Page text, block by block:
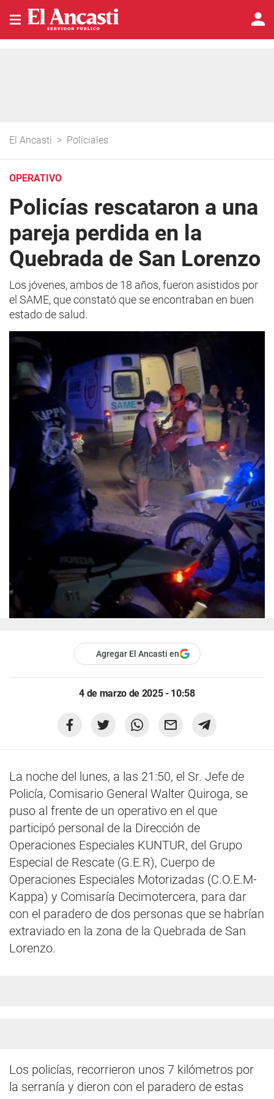
El Ancasti > Policiales
OPERATIVO
Policías rescataron a una
pareja perdida en la
Quebrada de San Lorenzo
Los jóvenes, ambos de 18 años, fueron asistidos por
el SAME, que constató que se encontraban en buen
estado de salud.
Agregar El Ancasti en
4 de marzo de 2025 - 10:58
La noche del lunes, a las 21:50, el Sr. Jefe de
Policía, Comisario General Walter Quiroga, se
puso al frente de un operativo en el que
participó personal de la Dirección de
Operaciones Especiales KUNTUR, del Grupo
Especial de Rescate (G.E.R), Cuerpo de
Operaciones Especiales Motorizadas (C.O.E.M-
Kappa) y Comisaría Decimotercera, para dar
con el paradero de dos personas que se habrían
extraviado en la zona de la Quebrada de San
Lorenzo.
Los policías, recorrieron unos 7 kilómetros por
la serranía y dieron con el paradero de estas